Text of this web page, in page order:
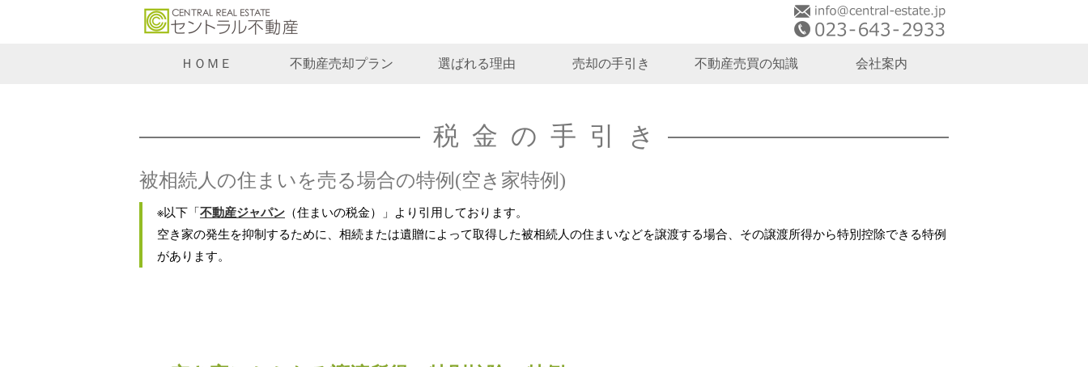
ＨＯＭＥ 不動産売却プラン 選ばれる理由 売却の手引き 不動産売買の知識 会社案内
税金の手引き
被相続人の住まいを売る場合の特例(空き家特例)
※以下「 不動産ジャパン （住まいの税金）」より引用しております。
空き家の発生を抑制するために、相続または遺贈によって取得した被相続人の住まいなどを譲渡する場合、その譲渡所得から特別控除できる特例
があります。